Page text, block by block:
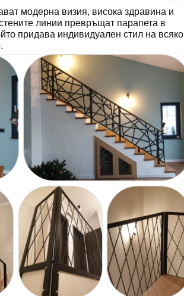
модерна визия, висока здравина и
линии превръщат парапета в
придава индивидуален стил на всяко